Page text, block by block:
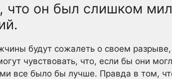
что он был слишком
будут сожалеть о своем
чувствовать, что, если бы они
все было бы лучше. Правда в том,